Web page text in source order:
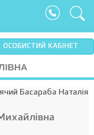
ОСОБИСТИЙ КАБІНЕТ